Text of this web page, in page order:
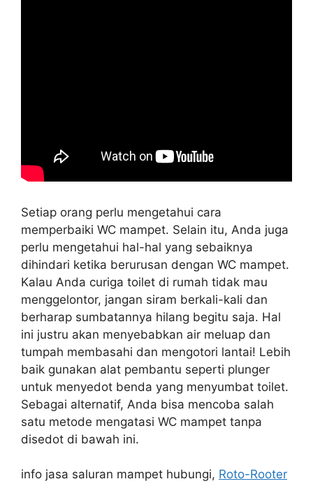
Setiap orang perlu mengetahui cara
memperbaiki WC mampet. Selain itu, Anda juga
perlu mengetahui hal-hal yang sebaiknya
dihindari ketika berurusan dengan WC mampet.
Kalau Anda curiga toilet di rumah tidak mau
menggelontor, jangan siram berkali-kali dan
berharap sumbatannya hilang begitu saja. Hal
ini justru akan menyebabkan air meluap dan
tumpah membasahi dan mengotori lantai! Lebih
baik gunakan alat pembantu seperti plunger
untuk menyedot benda yang menyumbat toilet.
Sebagai alternatif, Anda bisa mencoba salah
satu metode mengatasi WC mampet tanpa
disedot di bawah ini.
info jasa saluran mampet hubungi, Roto-Rooter